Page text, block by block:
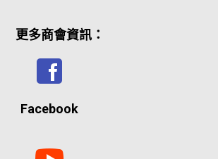
更多商會資訊：
Facebook